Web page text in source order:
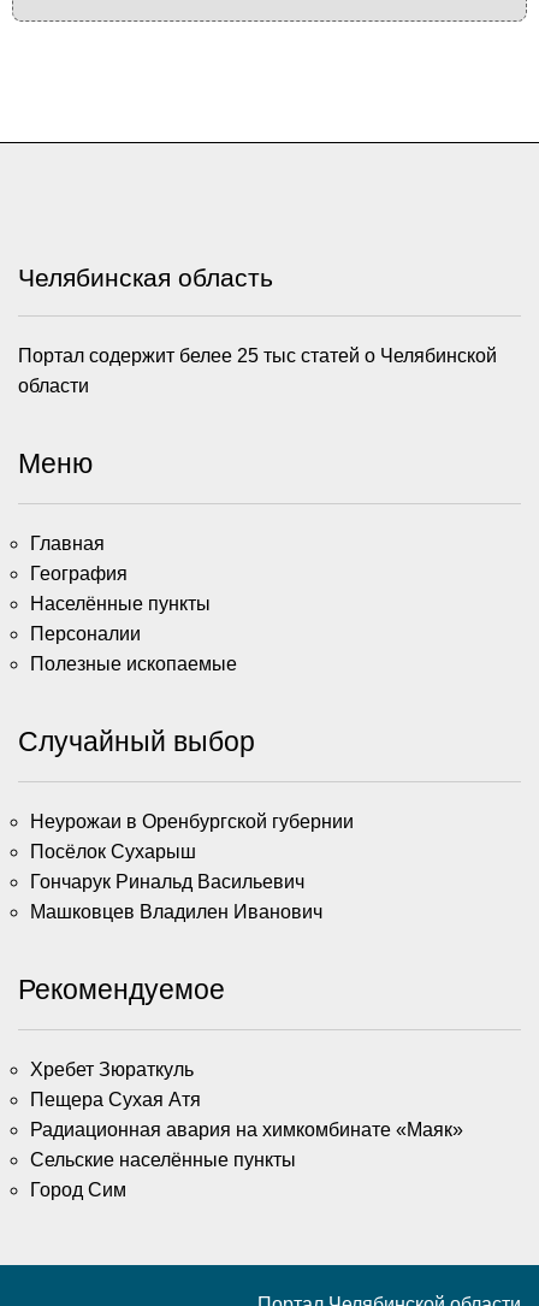
Челябинская область
Портал содержит белее 25 тыс статей о Челябинской
области
Меню
Главная
География
Населённые пункты
Персоналии
Полезные ископаемые
Случайный выбор
Неурожаи в Оренбургской губернии
Посёлок Сухарыш
Гончарук Ринальд Васильевич
Машковцев Владилен Иванович
Рекомендуемое
Хребет Зюраткуль
Пещера Сухая Атя
Радиационная авария на химкомбинате «Маяк»
Сельские населённые пункты
Город Сим